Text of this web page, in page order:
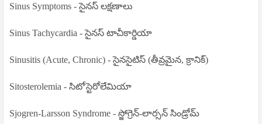
Sinus Symptoms - సైనస్ లక్షణాలు
Sinus Tachycardia - సైనస్ టాచీకార్డియా
Sinusitis (Acute, Chronic) - సైనసైటిస్ (తీవ్రమైన, క్రానిక్)
Sitosterolemia - సిటోస్టెరోలేమియా
Sjogren-Larsson Syndrome - స్జోగ్రెన్-లార్సన్ సిండ్రోమ్